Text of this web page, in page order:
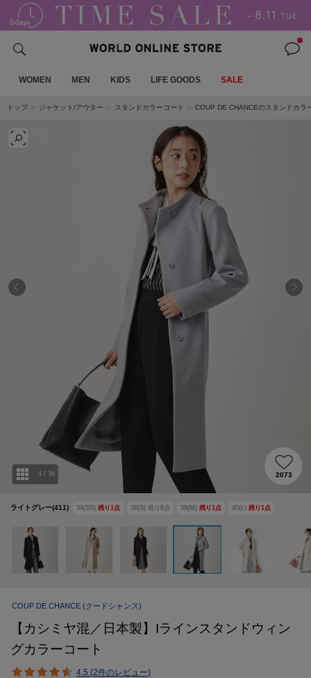
WOMEN MEN KIDS LIFE GOODS SALE
トップ ジャケット/アウター スタンドカラーコート COUP DE CHANCEのスタンドカラ
ライトグレー(411) 34(SS) 残り 1 点 36(S) 残り 6点 38(M) 残り 1 点 40(L) 残り 1 点
4 / 38 2073
COUP DE CHANCE (クードシャンス)
【カシミヤ混／日本製】Iラインスタンドウィン
グカラーコート
4.5 (2件のレビュー)